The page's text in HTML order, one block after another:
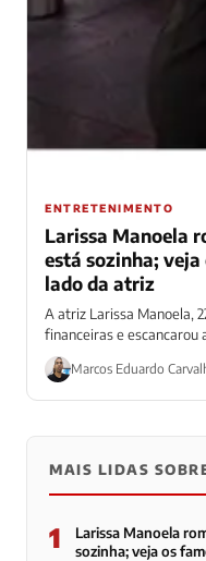
ENTRETENIMENTO
Larissa Manoela
está sozinha;
lado da atriz
A atriz Larissa Manoela,
financeiras e escancarou
Fantástico, no...
Marcos Eduardo
MAIS LIDAS
1
Larissa Manoela
sozinha; veja os